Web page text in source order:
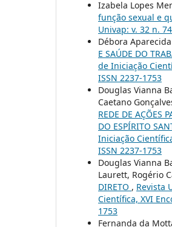
Izabela Lopes
função sexual e
Univap: v. 32 n.
Débora
E SAÚDE DO
de Iniciação
ISSN 2237-1753
Douglas Vianna
Caetano
REDE DE AÇÕES
DO ESPÍRITO
Iniciação
ISSN 2237-1753
Douglas Vianna
Laurett, Rogério
DIRETO , Revista
Científica, XVI
1753
Fernanda da